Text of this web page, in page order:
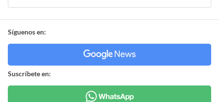
Síguenos en:
Suscríbete en: